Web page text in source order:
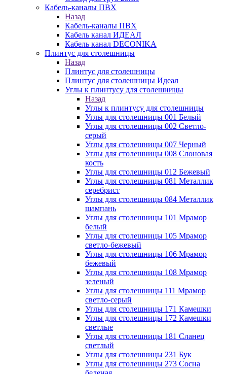
Кабель-каналы ПВХ
Назад
Кабель-каналы ПВХ
Кабель канал ИДЕАЛ
Кабель канал DECONIKA
Плинтус для столешницы
Назад
Плинтус для столешницы
Плинтус для столешницы Идеал
Углы к плинтусу для столешницы
Назад
Углы к плинтусу для столешницы
Углы для столешницы 001 Белый
Углы для столешницы 002 Светло-
серый
Углы для столешницы 007 Черный
Углы для столешницы 008 Слоновая
кость
Углы для столешницы 012 Бежевый
Углы для столешницы 081 Металлик
серебрист
Углы для столешницы 084 Металлик
шампань
Углы для столешницы 101 Мрамор
белый
Углы для столешницы 105 Мрамор
светло-бежевый
Углы для столешницы 106 Мрамор
бежевый
Углы для столешницы 108 Мрамор
зеленый
Углы для столешницы 111 Мрамор
светло-серый
Углы для столешницы 171 Камешки
Углы для столешницы 172 Камешки
светлые
Углы для столешницы 181 Сланец
светлый
Углы для столешницы 231 Бук
Углы для столешницы 273 Сосна